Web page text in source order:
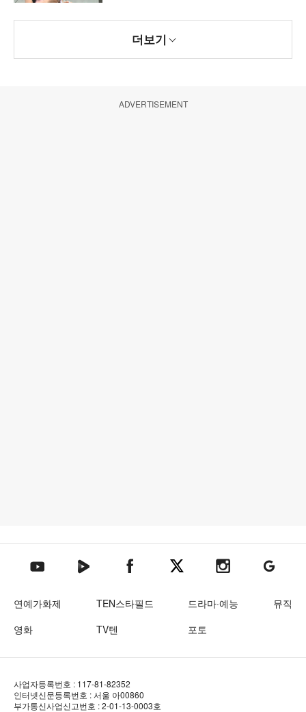
더보기
ADVERTISEMENT
텐아시아 유튜브텐아시아 네이버TV텐아시아 페이스북텐아시아 엑스텐아시아 인스타그램
텐아시아
연예가화제 TEN스타필드 드라마·예능
뮤직
영화
TV텐 포토
사업자등록번호 : 117-81-82352
인터넷신문등록번호 : 서울 아00860
부가통신사업신고번호 : 2-01-13-0003호